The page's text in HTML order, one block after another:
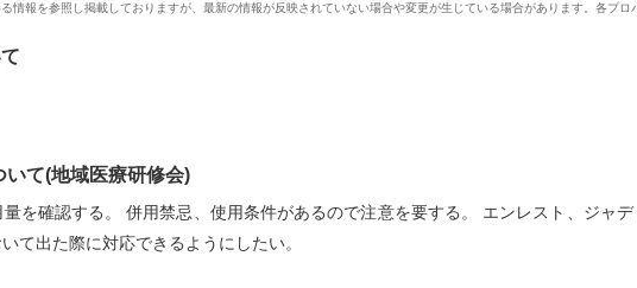
情報を参照し掲載しておりますが、最新の情報が反映されていない場合や変更が生じている場合があります。各プ
て(地域医療研修会)
を確認する。 併用禁忌、使用条件があるので注意を要する。 エンレスト、ジャ
て出た際に対応できるようにしたい。